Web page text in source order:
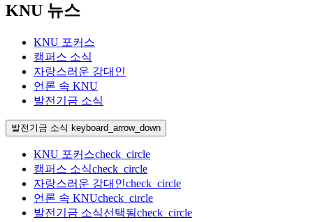
KNU 뉴스
KNU 포커스
캠퍼스 소식
자랑스러운 강대인
언론 속 KNU
발전기금 소식
발전기금 소식 keyboard_arrow_down
KNU 포커스check_circle
캠퍼스 소식check_circle
자랑스러운 강대인check_circle
언론 속 KNUcheck_circle
발전기금 소식선택됨check_circle